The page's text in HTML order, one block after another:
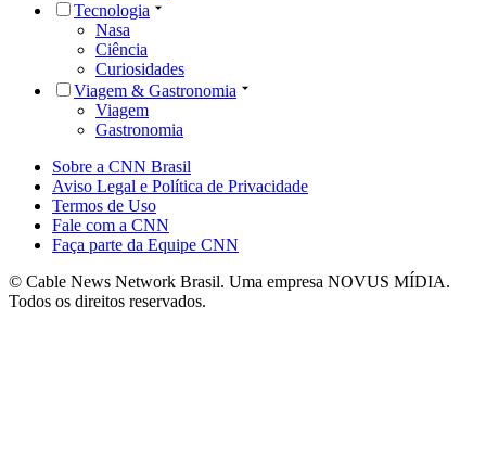
Tecnologia
Nasa
Ciência
Curiosidades
Viagem & Gastronomia
Viagem
Gastronomia
Sobre a CNN Brasil
Aviso Legal e Política de Privacidade
Termos de Uso
Fale com a CNN
Faça parte da Equipe CNN
© Cable News Network Brasil. Uma empresa NOVUS MÍDIA.
Todos os direitos reservados.